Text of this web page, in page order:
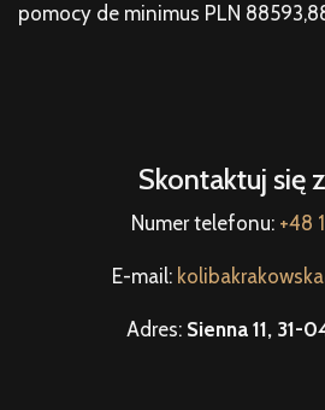
pomocy de minimus PLN
Skontaktuj się
Numer telefonu: +48
E-mail:
Adres: Sienna 11, 31-